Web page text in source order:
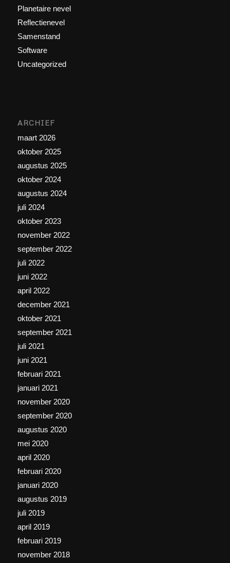
Planetaire nevel
Reflectienevel
Samenstand
Software
Uncategorized
ARCHIEF
maart 2026
oktober 2025
augustus 2025
oktober 2024
augustus 2024
juli 2024
oktober 2023
november 2022
september 2022
juli 2022
juni 2022
april 2022
december 2021
oktober 2021
september 2021
juli 2021
juni 2021
februari 2021
januari 2021
november 2020
september 2020
augustus 2020
mei 2020
april 2020
februari 2020
januari 2020
augustus 2019
juli 2019
april 2019
februari 2019
november 2018